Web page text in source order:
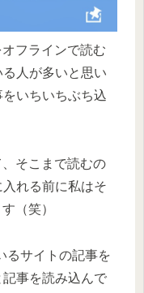
フラインで読む
人が多いと思い
いちいちぶち込
そこまで読むの
れる前に私はそ
（笑）
るサイトの記事を
事を読み込んで